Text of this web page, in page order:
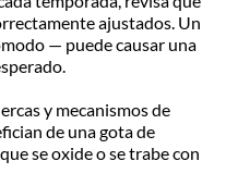
ajustados. Un
— puede causar una
y mecanismos de
de una gota de
se oxide o se trabe con